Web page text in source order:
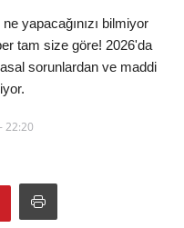
yapacağınızı bilmiyor
tam size göre! 2026'da
sorunlardan ve maddi
22:20